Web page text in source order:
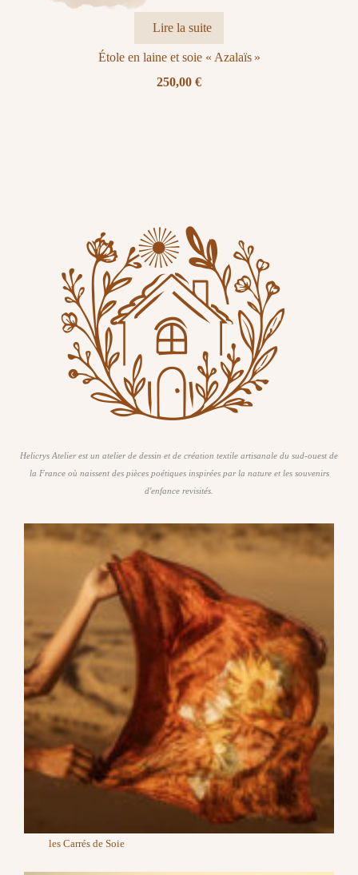
Lire la suite
Étole en laine et soie « Azalaïs »
250,00 €
Helicrys Atelier est un atelier de dessin et de création textile artisanale du sud-ouest de
la France où naissent des pièces poétiques inspirées par la nature et les souvenirs
d'enfance revisités.
les Carrés de Soie